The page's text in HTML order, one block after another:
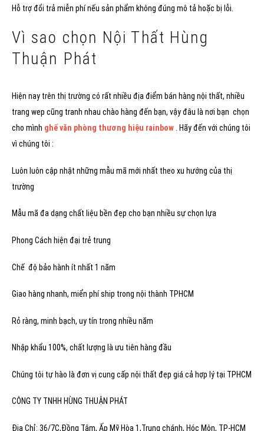
Hỗ trợ đổi trả miễn phí nếu sản phẩm không đúng mô tả hoặc bị lỗi.
Vì sao chọn Nội Thất Hùng
Thuận Phát
Hiện nay trên thị trường có rất nhiều địa điểm bán hàng nội thất, nhiều
trang wep cũng tranh nhau chào hàng đến bạn, vậy đâu là nơi bạn chọn
cho mình ghế văn phòng thương hiệu rainbow. Hãy đến với chúng tôi
vì chúng tôi :
Luôn luôn cập nhật những mẫu mã mới nhất theo xu hướng của thị
trường
Mẫu mã đa dạng chất liệu bền đẹp cho bạn nhiều sự chọn lựa
Phong Cách hiện đại trẻ trung
Chế độ bảo hành ít nhất 1 năm
Giao hàng nhanh, miển phí ship trong nội thành TPHCM
Rỏ ràng, minh bạch, uy tín trong nhiều năm
Nhập khẩu 100%, chất lượng là ưu tiên hàng đầu
Chúng tôi tự hào là đơn vị cung cấp nội thất đẹp giá cả hợp lý tại TPHCM
CÔNG TY TNHH HÙNG THUẬN PHÁT
Địa Chỉ: 36/7C,Đồng Tâm, Ấp Mỹ Hòa 1,Trung chánh, Hóc Môn, TP-HCM